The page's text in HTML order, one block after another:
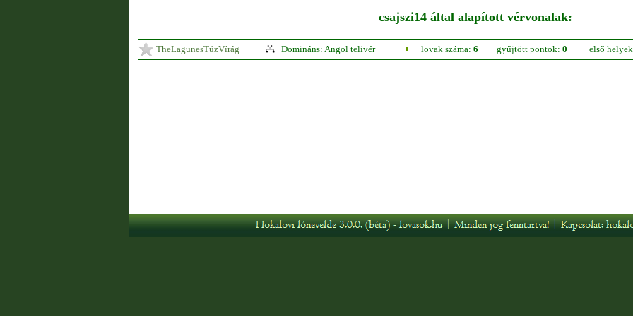
csajszi14 által alapított vérvonalak:
TheLagunesTűzVírág Domináns: Angol telivér lovak száma: 6 gyűjtött pontok: 0 első